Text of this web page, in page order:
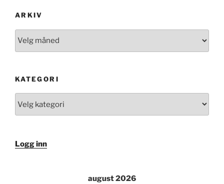
ARKIV
KATEGORI
Logg inn
august 2026